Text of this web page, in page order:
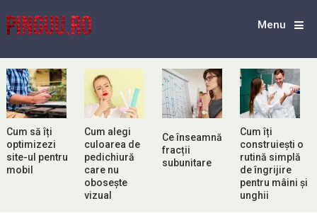
Menu
Cum să îți
optimizezi
site-ul pentru
mobil
Cum alegi
culoarea de
pedichiură
care nu
obosește
vizual
Ce înseamnă
fracții
subunitare
Cum îți
construiești o
rutină simplă
de îngrijire
pentru mâini și
unghii